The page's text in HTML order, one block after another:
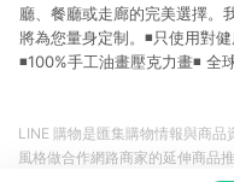
廳、餐廳或走廊的完美選擇。
將為您量身定制。◾️只使用對
◾️100%手工油畫壓克力畫◾️
LINE 購物是匯集購物情報與商
風格做合作網路商家的延伸商品